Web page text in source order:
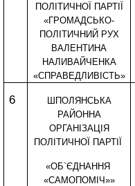
ПОЛІТИЧНОЇ ПАРТІЇ
«ГРОМАДСЬКО-
ПОЛІТИЧНИЙ РУХ
ВАЛЕНТИНА
НАЛИВАЙЧЕНКА
«СПРАВЕДЛИВІСТЬ»
6
ШПОЛЯНСЬКА
РАЙОННА
ОРГАНІЗАЦІЯ
ПОЛІТИЧНОЇ ПАРТІЇ
«ОБ`ЄДНАННЯ
«САМОПОМІЧ»»